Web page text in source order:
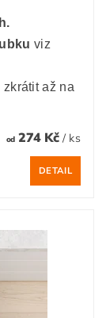
viz
až na
od274 Kč / ks
DETAIL